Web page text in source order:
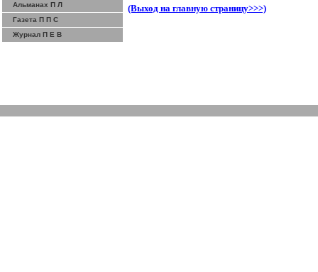
Альманах П Л
Газета П П С
Журнал П Е В
(Выход на главную страницу>>>)